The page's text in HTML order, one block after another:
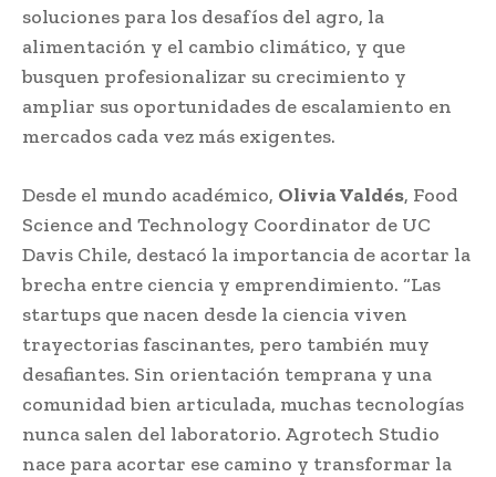
soluciones para los desafíos del agro, la
alimentación y el cambio climático, y que
busquen profesionalizar su crecimiento y
ampliar sus oportunidades de escalamiento en
mercados cada vez más exigentes.
Desde el mundo académico, Olivia Valdés, Food
Science and Technology Coordinator de UC
Davis Chile, destacó la importancia de acortar la
brecha entre ciencia y emprendimiento. “Las
startups que nacen desde la ciencia viven
trayectorias fascinantes, pero también muy
desafiantes. Sin orientación temprana y una
comunidad bien articulada, muchas tecnologías
nunca salen del laboratorio. Agrotech Studio
nace para acortar ese camino y transformar la